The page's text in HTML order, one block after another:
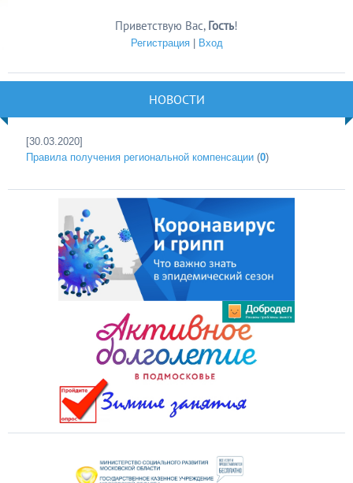
Приветствую Вас, Гость!
Регистрация| Вход
НОВОСТИ
[30.03.2020]
Правила получения региональной компенсации (0)